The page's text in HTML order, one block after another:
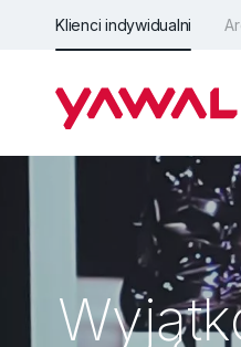
Klienci indywidualni